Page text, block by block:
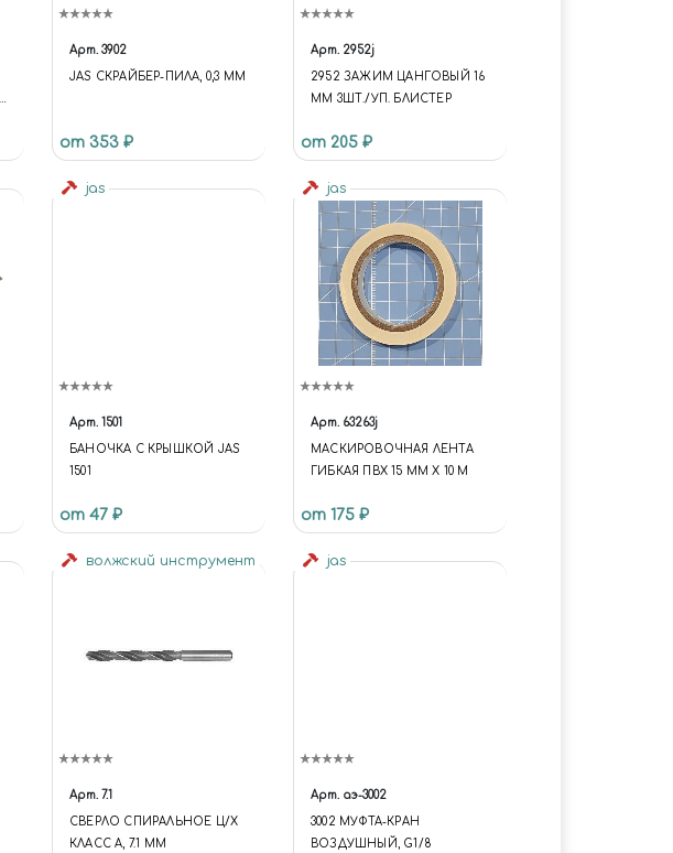
Арт. 3902
JAS СКРАЙБЕР-ПИЛА, 0,3 ММ
от 353 ₽
Арт. 2952j
2952 ЗАЖИМ ЦАНГОВЫЙ 16
ММ 3ШТ./УП. БЛИСТЕР
от 205 ₽
jas
Арт. 1501
БАНОЧКА С КРЫШКОЙ JAS
1501
от 47 ₽
jas
Арт. 63263j
МАСКИРОВОЧНАЯ ЛЕНТА
ГИБКАЯ ПВХ 15 ММ Х 10 М
от 175 ₽
волжский инструмент
Арт. 7.1
СВЕРЛО СПИРАЛЬНОЕ Ц/Х
КЛАСС А, 7.1 ММ
jas
Арт. аэ-3002
3002 МУФТА-КРАН
ВОЗДУШНЫЙ, G1/8